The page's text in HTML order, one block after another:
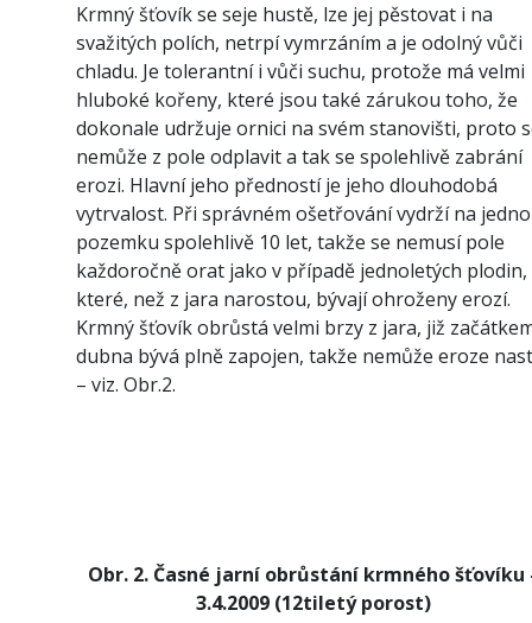
Krmný šťovík se seje hustě, lze jej pěstovat i na
svažitých polích, netrpí vymrzáním a je odolný vůči
chladu. Je tolerantní i vůči suchu, protože má velmi
hluboké kořeny, které jsou také zárukou toho, že
dokonale udržuje ornici na svém stanovišti, proto
nemůže z pole odplavit a tak se spolehlivě zabrání
erozi. Hlavní jeho předností je jeho dlouhodobá
vytrvalost. Při správném ošetřování vydrží na
pozemku spolehlivě 10 let, takže se nemusí pole
každoročně orat jako v případě jednoletých plodin,
které, než z jara narostou, bývají ohroženy erozí.
Krmný šťovík obrůstá velmi brzy z jara, již
dubna bývá plně zapojen, takže nemůže eroze
– viz. Obr.2.
Obr. 2. Časné jarní obrůstání krmného šťovíku
3.4.2009 (12tiletý porost)